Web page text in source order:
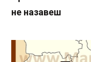
не назавеш